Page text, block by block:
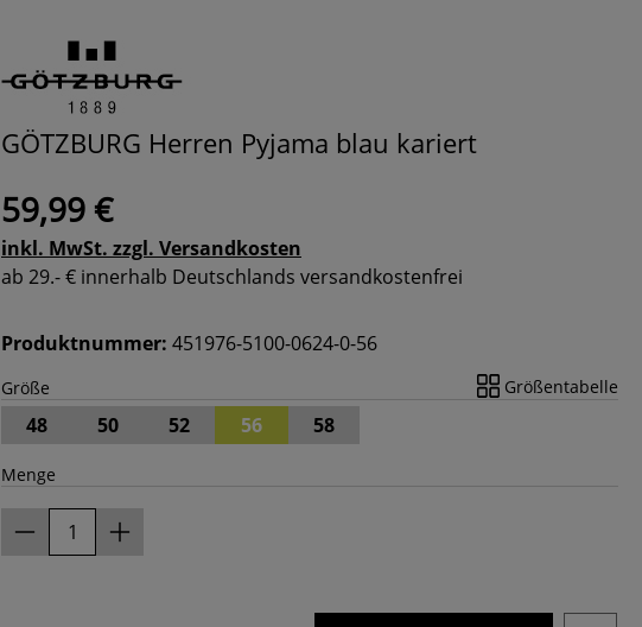
GÖTZBURG Herren Pyjama blau kariert
59,99 €
inkl. MwSt. zzgl. Versandkosten
ab 29.- € innerhalb Deutschlands versandkostenfrei
Produktnummer: 451976-5100-0624-0-56
Größe Größentabelle
48 50 52 56 58
Menge